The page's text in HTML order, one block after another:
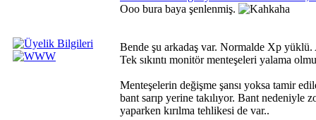
Ooo bura baya şenlenmiş.
Bende şu arkadaş var. Normalde Xp
Tek sıkıntı monitör menteşeleri yalama
Menteşelerin değişme şansı yoksa tamir
bant sarıp yerine takılıyor. Bant
yaparken kırılma tehlikesi de var..